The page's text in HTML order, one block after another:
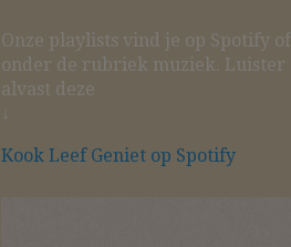
Onze playlists vind je op Spotify of
onder de rubriek muziek. Luister
alvast deze
↓
Kook Leef Geniet op Spotify